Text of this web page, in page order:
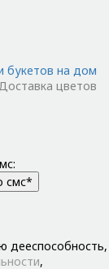
цветов
смс*
дееспособность,
,